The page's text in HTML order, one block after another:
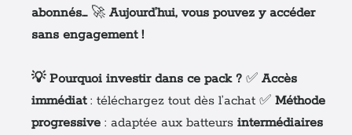
abonnés…🚀 Aujourd’hui, vous pouvez y accéder
sans engagement !
💡 Pourquoi investir dans ce pack ? ✅ Accès
immédiat: téléchargez tout dès l’achat ✅ Méthode
progressive : adaptée aux batteurs intermédiaires